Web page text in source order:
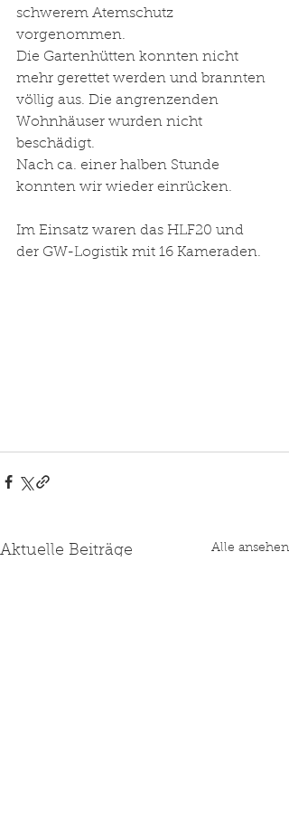
schwerem Atemschutz
vorgenommen.
Die Gartenhütten konnten nicht
mehr gerettet werden und brannten
völlig aus. Die angrenzenden
Wohnhäuser wurden nicht
beschädigt.
Nach ca. einer halben Stunde
konnten wir wieder einrücken.
Im Einsatz waren das HLF20 und
der GW-Logistik mit 16 Kameraden.
Aktuelle Beiträge Alle ansehen